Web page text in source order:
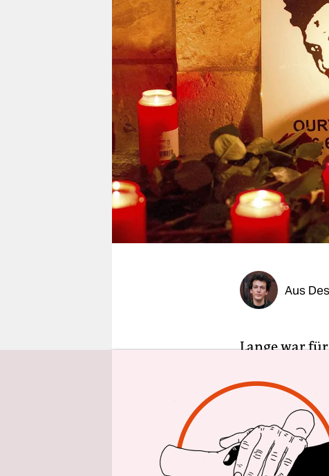
nord
wahrheit
verlag
verlag
veranstaltungen
shop
fragen & hilfe
unterstützen
Aus
Lange war
Keller des
Der in der
Oury Jalloh
Polizisten
Armen und
kunstlederne